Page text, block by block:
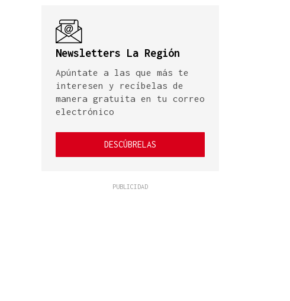
Newsletters La Región
Apúntate a las que más te
interesen y recíbelas de
manera gratuita en tu correo
electrónico
DESCÚBRELAS